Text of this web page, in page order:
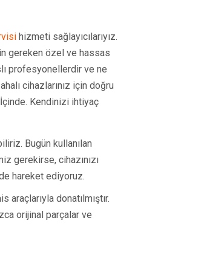
hizmeti sağlayıcılarıyız.
gereken özel ve hassas
profesyonellerdir ve ne
cihazlarınız için doğru
Kendinizi ihtiyaç
Bugün kullanılan
gerekirse, cihazınızı
hareket ediyoruz.
donatılmıştır.
orijinal parçalar ve